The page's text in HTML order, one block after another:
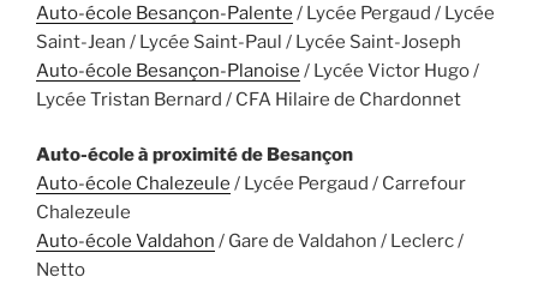
Auto-école Besançon-Palente / Lycée Pergaud / Lycée
Saint-Jean / Lycée Saint-Paul / Lycée Saint-Joseph
Auto-école Besançon-Planoise / Lycée Victor Hugo /
Lycée Tristan Bernard / CFA Hilaire de Chardonnet
Auto-école à proximité de Besançon
Auto-école Chalezeule / Lycée Pergaud / Carrefour
Chalezeule
Auto-école Valdahon / Gare de Valdahon / Leclerc /
Netto